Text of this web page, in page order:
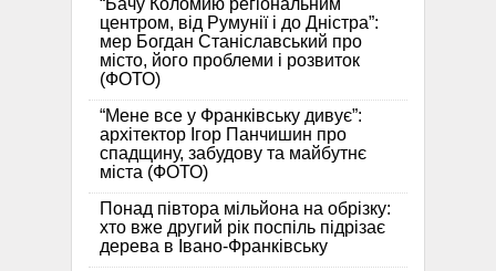
центром, від Румунії і до Дністра”:
мер Богдан Станіславський про
місто, його проблеми і розвиток
(ФОТО)
“Мене все у Франківську дивує”:
архітектор Ігор Панчишин про
спадщину, забудову та майбутнє
міста (ФОТО)
Понад півтора мільйона на обрізку:
хто вже другий рік поспіль підрізає
дерева в Івано-Франківську